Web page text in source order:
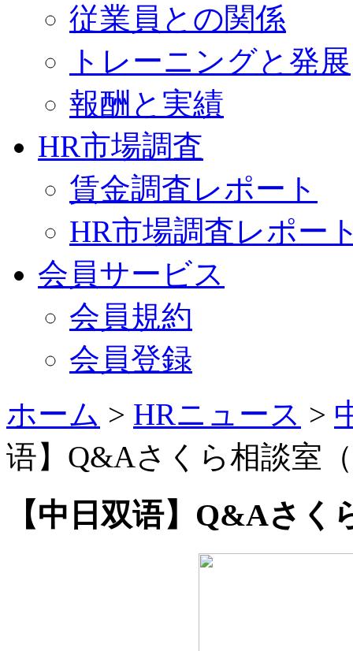
従業員との関係
トレーニングと発展
報酬と実績
HR市場調査
賃金調査レポート
HR市場調査レポー
会員サービス
会員規約
会員登録
ホーム > HRニュース >
语】Q&Aさくら相談室
【中日双语】Q&Aさく